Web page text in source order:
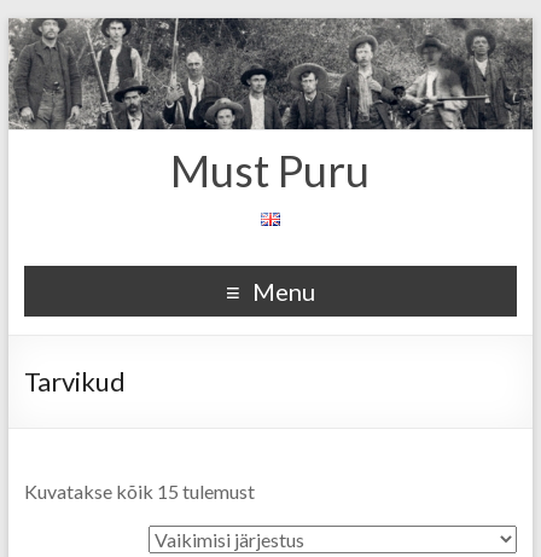
Must Puru
Menu
Tarvikud
Kuvatakse kõik 15 tulemust